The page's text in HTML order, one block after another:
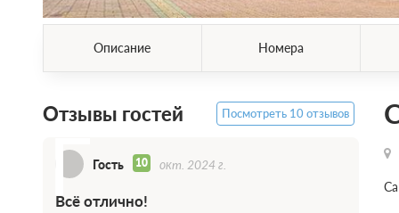
Описание Номера
Отзывы гостей Посмотреть 10 отзывов
Г Гость 10 окт. 2024 г.
Всё отлично!